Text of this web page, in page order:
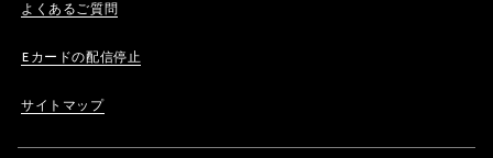
よくあるご質問
Eカードの配信停止
サイトマップ